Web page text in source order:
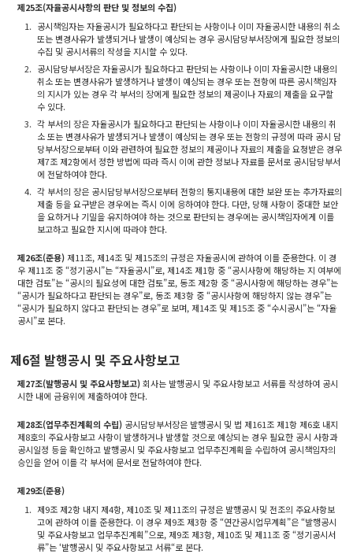
제25조(자율공시사항의 판단 및 정보의 수집)
1. 공시책임자는 자율공시가 필요하다고 판단되는 사항이나 이미 자율공시한 내용의 취소
또는 변경사유가 발생되거나 발생이 예상되는 경우 공시담당부서장에게 필요한 정보의
수집 및 공시서류의 작성을 지시할 수 있다.
2. 공시담당부서장은 자율공시가 필요하다고 판단되는 사항이나 이미 자율공시한 내용의
취소 또는 변경사유가 발생하거나 발생이 예상되는 경우 또는 전항에 따른 공시책임자
의 지시가 있는 경우 각 부서의 장에게 필요한 정보의 제공이나 자료의 제출을 요구할
수 있다.
3. 각 부서의 장은 자율공시가 필요하다고 판단되는 사항이나 이미 자율공시한 내용의 취
소 또는 변경사유가 발생되거나 발생이 예상되는 경우 또는 전항의 규정에 따라 공시 담
당부서장으로부터 이와 관련하여 필요한 정보의 제공이나 자료의 제출을 요청받은 경우
제7조 제2항에서 정한 방법에 따라 즉시 이에 관한 정보나 자료를 문서로 공시담당부서
에 전달하여야 한다.
4. 각 부서의 장은 공시담당부서장으로부터 전항의 통지내용에 대한 보완 또는 추가자료의
제출 등을 요구받은 경우에는 즉시 이에 응하여야 한다. 다만, 당해 사항이 중대한 보안
을 요하거나 기밀을 유지하여야 하는 것으로 판단되는 경우에는 공시책임자에게 이를
보고하고 필요한 지시에 따라야 한다.
제26조(준용) 제11조, 제14조 및 제15조의 규정은 자율공시에 관하여 이를 준용한다. 이 경
우 제11조 중 “정기공시”는 “자율공시”로, 제14조 제1항 중 “공시사항에 해당하는 지 여부에
대한 검토”는 “공시의 필요성에 대한 검토”로, 동조 제2항 중 “공시사항에 해당하는 경우”는
“공시가 필요하다고 판단되는 경우”로, 동조 제3항 중 “공시사항에 해당하지 않는 경우”는
“공시가 필요하지 않다고 판단되는 경우”로 보며, 제14조 및 제15조 중 “수시공시”는 “자율
공시”로 본다.
제6절 발행공시 및 주요사항보고
제27조(발행공시 및 주요사항보고)회사는 발행공시 및 주요사항보고 서류를 작성하여 공시
시한 내에 금융위에 제출하여야 한다.
제28조(업무추진계획의 수립) 공시담당부서장은 발행공시 및 법 제161조 제1항 제6호 내지
제8호의 주요사항보고 사항이 발생하거나 발생할 것으로 예상되는 경우 필요한 공시 사항과
공시일정 등을 확인하고 발행공시 및 주요사항보고 업무추진계획을 수립하여 공시책임자의
승인을 얻어 이를 각 부서에 문서로 전달하여야 한다.
제29조(준용)
1. 제9조 제2항 내지 제4항, 제10조 및 제11조의 규정은 발행공시 및 전조의 주요사항보
고에 관하여 이를 준용한다. 이 경우 제9조 제3항 중 “연간공시업무계획”은 “발행공시
및 주요사항보고 업무추진계획”으로, 제9조 제3항, 제10조 및 제11조 중 “정기공시서
류”는 ‘발행공시 및 주요사항보고 서류“로 본다.